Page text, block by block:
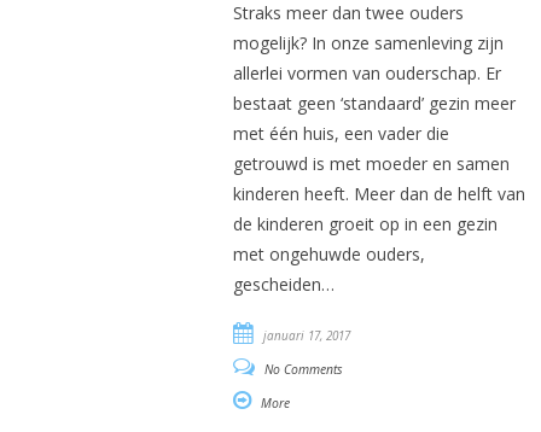
Straks meer dan twee ouders
mogelijk? In onze samenleving zijn
allerlei vormen van ouderschap. Er
bestaat geen ‘standaard’ gezin meer
met één huis, een vader die
getrouwd is met moeder en samen
kinderen heeft. Meer dan de helft van
de kinderen groeit op in een gezin
met ongehuwde ouders,
gescheiden…
januari 17, 2017
No Comments
More